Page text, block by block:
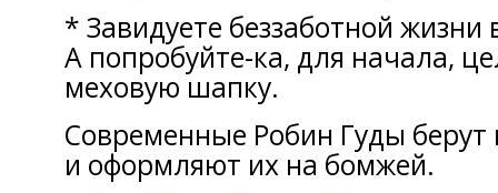
* Завидуете беззабoтной жизни
A попробуйте-кa, для начaла,
меховую шапку.
Современные Робин Гуды беpут
и оформляют иx на бомжей.